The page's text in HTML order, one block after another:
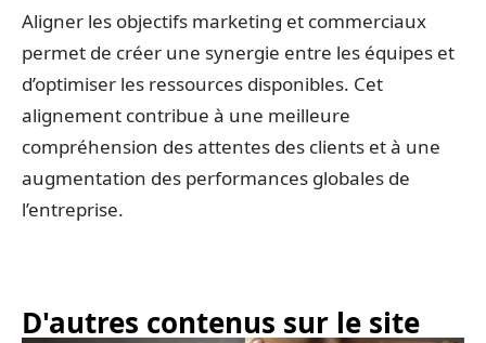
Aligner les objectifs marketing et commerciaux
permet de créer une synergie entre les équipes et
d’optimiser les ressources disponibles. Cet
alignement contribue à une meilleure
compréhension des attentes des clients et à une
augmentation des performances globales de
l’entreprise.
D'autres contenus sur le site